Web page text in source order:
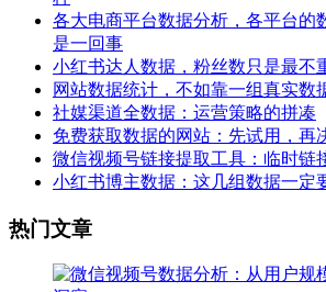
各大电商平台数据分析，各平台的
是一回事
小红书达人数据，粉丝数只是最不
网站数据统计，不如靠一组真实数
社媒渠道全数据：运营策略的拼凑
免费获取数据的网站：先试用，再
微信视频号链接提取工具：临时链
小红书博主数据：这几组数据一定
热门文章